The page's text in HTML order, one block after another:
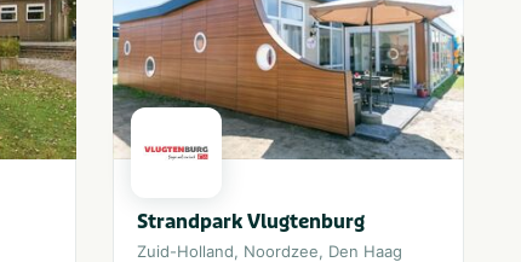
Strandpark Vlugtenburg
Zuid-Holland, Noordzee, Den Haag